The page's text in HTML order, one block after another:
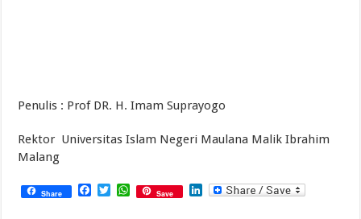
Penulis : Prof DR. H. Imam Suprayogo
Rektor Universitas Islam Negeri Maulana Malik Ibrahim
Malang
Share Facebook
TwitterWhatsApp
Save LinkedIn